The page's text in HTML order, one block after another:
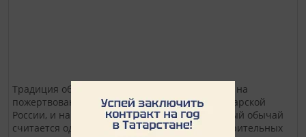
Традиция обменивать белые бумажные цветы на
пожертвования зародилась ещё во времена царской
России, и на данный момент этот возрожденный обычай
считается одним из самых красивых благотворительных